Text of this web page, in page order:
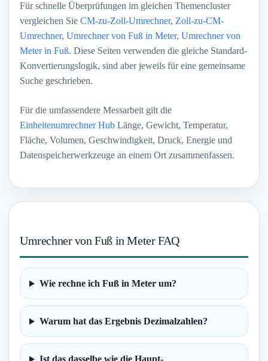
Für schnelle Überprüfungen im gleichen Themencluster
vergleichen Sie CM-zu-Zoll-Umrechner, Zoll-zu-CM-
Umrechner, Umrechner von Fuß in Meter, Umrechner von
Meter in Fuß. Diese Seiten verwenden die gleiche Standard-
Konvertierungslogik, sind aber jeweils für eine gemeinsame
Suche geschrieben.
Für die umfassendere Messarbeit gilt die
Einheitenumrechner Hub Länge, Gewicht, Temperatur,
Fläche, Volumen, Geschwindigkeit, Druck, Energie und
Datenspeicherwerkzeuge an einem Ort zusammenfassen.
Umrechner von Fuß in Meter FAQ
Wie rechne ich Fuß in Meter um?
Warum hat das Ergebnis Dezimalzahlen?